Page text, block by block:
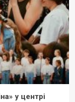
у центрі